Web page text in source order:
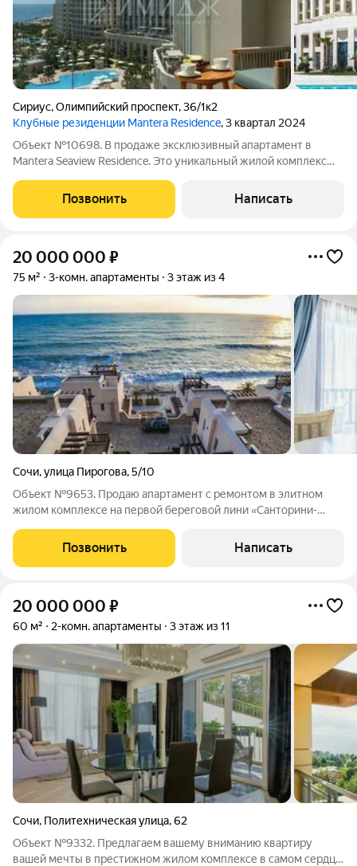
Сириус,Олимпийский проспект,36/1к2
Клубные резиденции Mantera Residence, 3 квартал 2024
Объект №10698. В продаже эксклюзивный апартамент в
Mantera Seaview Residence. Это уникальный жилой комплекс
Сочи. Проект сочетает природную гармонию, высокий
уровень сервиса и эксклюзивную
Позвонить Написать
20 000 000 ₽
75 м² 3-комн. апартаменты 3 этаж из 4
Сочи,улица Пирогова,5/10
Объект №9653. Продаю апартамент с ремонтом в элитном
жилом комплексе на первой береговой лини «Санторини-
респектабельном районе Черноморского побережья на
территории санаторно-курортного комплекса
Позвонить Написать
20 000 000 ₽
60 м² 2-комн. апартаменты 3 этаж из 11
Сочи, Политехническая улица,62
Объект №9332. Предлагаем вашему вниманию квартиру
вашей мечты в престижном жилом комплексе в самом сердце